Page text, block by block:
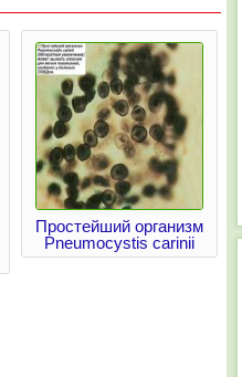
Простейший организм
Pneumocystis carinii